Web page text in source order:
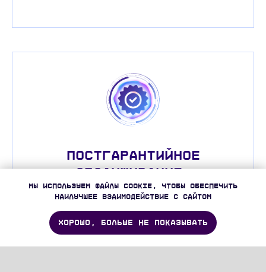
Мы используем файлы cookie, чтобы обеспечить
наилучшее взаимодействие с сайтом
ХОРОШО, БОЛЬШЕ НЕ ПОКАЗЫВАТЬ
Постгарантийное
обслуживание:
При заключении абонентского договора продлеваем
гарантию